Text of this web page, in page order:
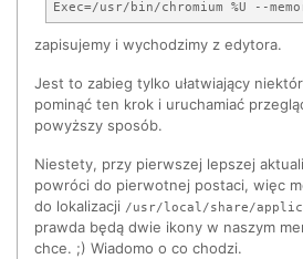
zapisujemy i wychodzimy z edytora.
Jest to zabieg tylko ułatwiający
pominąć ten krok i uruchamiać
powyższy sposób.
Niestety, przy pierwszej lepszej
powróci do pierwotnej postaci, więc
do lokalizacji /usr/local/share/
prawda będą dwie ikony w naszym
chce. ;) Wiadomo o co chodzi.